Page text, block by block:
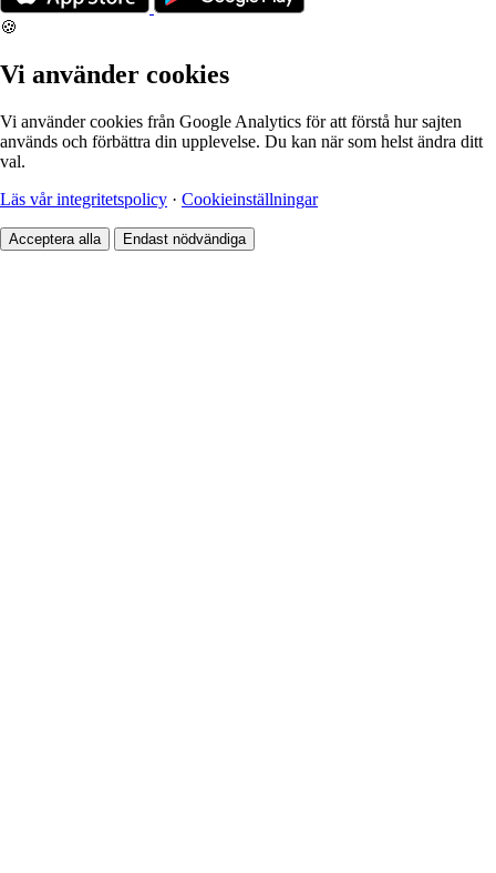
🍪
Vi använder cookies
Vi använder cookies från Google Analytics för att förstå hur sajten
används och förbättra din upplevelse. Du kan när som helst ändra ditt
val.
Läs vår integritetspolicy · Cookieinställningar
Acceptera alla Endast nödvändiga